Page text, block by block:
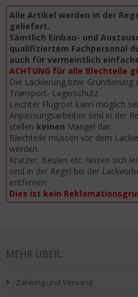
Alle Artikel werden in der
geliefert.
Sämtlich Einbau- und
qualifiziertem Fachpersonal
auch für vermeintlich
ACHTUNG für alle Blechteile
Die Lackierung bzw.
Transport- Lagerschutz.
Leichter Flugrost kann möglich
Anpassungsarbeiten sind in der
stellen keinen Mangel dar.
Blechteile müssen vor dem
werden.
Kratzer, Beulen etc. lassen sich
sind in der Regel bei der
entfernen.
Dies ist kein
MEHR ÜBER...
Zahlung und Versand